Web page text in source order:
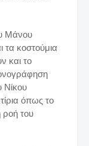
Μάνου
τα κοστούμια
και το
Νίκου
όπως το
ροή του